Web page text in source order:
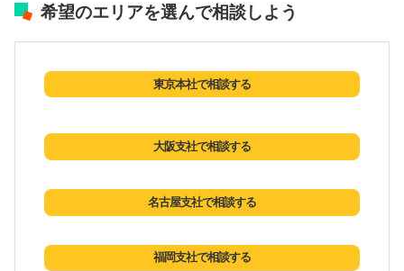
希望のエリアを選んで相談しよう
東京本社で相談する
大阪支社で相談する
名古屋支社で相談する
福岡支社で相談する